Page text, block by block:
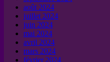
août 2024
juillet 2024
juin 2024
mai 2024
avril 2024
mars 2024
février 2024